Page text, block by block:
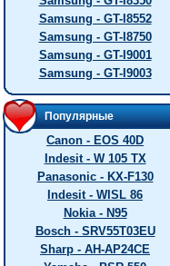
Samsung - GT-I8552
Samsung - GT-I8750
Samsung - GT-I9001
Samsung - GT-I9003
Популярные
Canon - EOS 40D
Indesit - W 105 TX
Panasonic - KX-F130
Indesit - WISL 86
Nokia - N95
Bosch - SRV55T03EU
Sharp - AH-AP24CE